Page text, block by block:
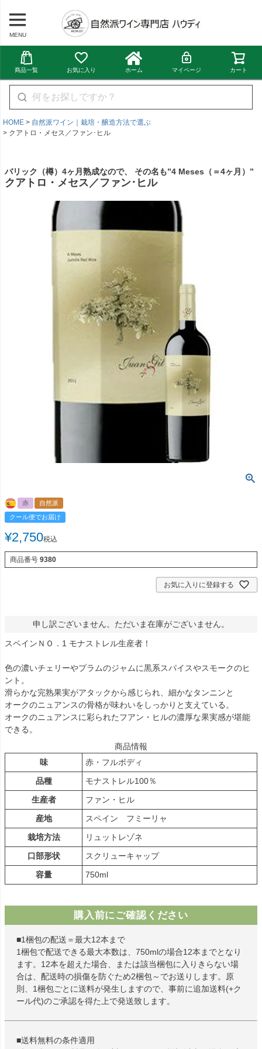
MENU
商品一覧 お気に入り ホーム マイページ カート
HOME
自然派ワイン｜栽培・醸造方法で選ぶ
クアトロ・メセス／ファン･ヒル
バリック（樽）4ヶ月熟成なので、 その名も”4 Meses（＝4ヶ月）”
クアトロ・メセス／ファン･ヒル
赤
自然派
クール便でお届け
¥2,750税込
商品番号 9380
お気に入りに登録する
申し訳ございません。ただいま在庫がございません。
スペインＮＯ．1 モナストレル生産者！
色の濃いチェリーやプラムのジャムに黒系スパイスやスモークのヒ
ント。
滑らかな完熟果実がアタックから感じられ、細かなタンニンと
オークのニュアンスの骨格が味わいをしっかりと支えている。
オークのニュアンスに彩られたフアン・ヒルの濃厚な果実感が堪能
できる。
商品情報
味
赤・フルボディ
品種
モナストレル100％
生産者
ファン・ヒル
産地
スペイン フミーリャ
栽培方法
リュットレゾネ
口部形状
スクリューキャップ
容量
750ml
購入前にご確認ください
■1梱包の配送＝最大12本まで
1梱包で配送できる最大本数は、750mlの場合12本までとなり
ます。12本を超えた場合、または該当梱包に入りきらない場
合は、配送時の損傷を防ぐため2梱包～でお送りします。原
則、1梱包ごとに送料が発生しますので、事前に追加送料(+ク
ール代)のご承認を得た上で発送致します。
■送料無料の条件適用